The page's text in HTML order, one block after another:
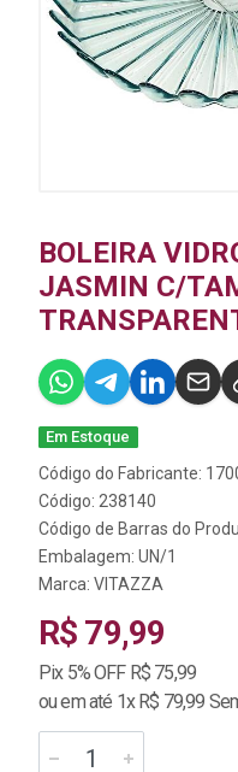
BOLEIRA
JASMIN C/
Em Estoque
Código do Fabricante:
Código: 238140
Código de Barras do
Embalagem: UN/1
Marca: VITAZZA
R$ 79,99
Pix 5% OFF R$ 75,99
ou em até 1x R$ 79,99